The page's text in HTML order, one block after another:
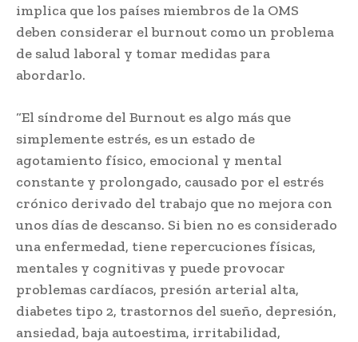
implica que los países miembros de la OMS
deben considerar el burnout como un problema
de salud laboral y tomar medidas para
abordarlo.
“El síndrome del Burnout es algo más que
simplemente estrés, es un estado de
agotamiento físico, emocional y mental
constante y prolongado, causado por el estrés
crónico derivado del trabajo que no mejora con
unos días de descanso. Si bien no es considerado
una enfermedad, tiene repercuciones físicas,
mentales y cognitivas y puede provocar
problemas cardíacos, presión arterial alta,
diabetes tipo 2, trastornos del sueño, depresión,
ansiedad, baja autoestima, irritabilidad,